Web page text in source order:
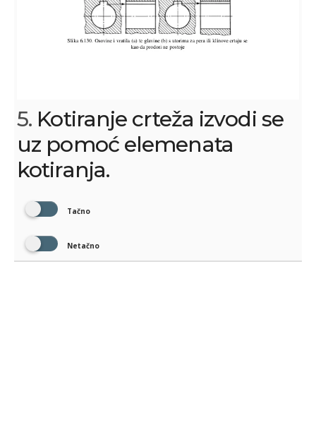
5. Kotiranje crteža izvodi se
uz pomoć elemenata
kotiranja.
Tačno
Netačno